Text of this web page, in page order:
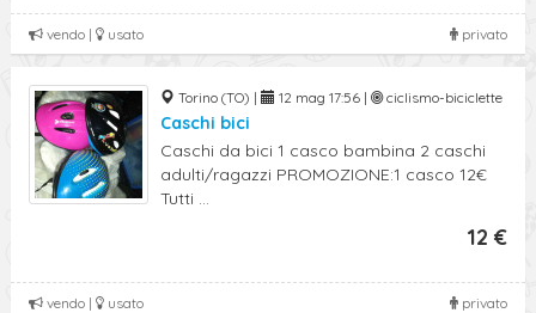
privato
vendo | usato
Torino (TO) | 12 mag 17:56 | ciclismo-biciclette
Caschi bici
Caschi da bici 1 casco bambina 2 caschi
adulti/ragazzi PROMOZIONE:1 casco 12€
Tutti ...
12 €
privato
vendo | usato